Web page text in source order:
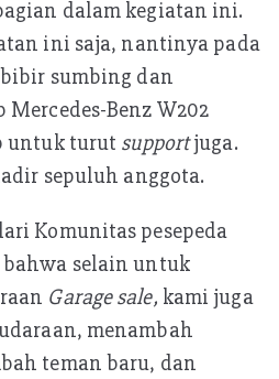
dalam kegiatan ini.
ini saja, nantinya pada
sumbing dan
Benz W202
untuk turut supportjuga.
sepuluh anggota.
Komunitas pesepeda
bahwa selain untuk
Garage sale, kami juga
menambah
teman baru, dan